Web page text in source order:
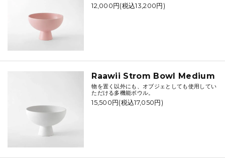
12,000円(税込13,200円)
Raawii Strom Bowl Medium
物を置く以外にも、オブジェとしても使用してい
ただける多機能ボウル。
15,500円(税込17,050円)